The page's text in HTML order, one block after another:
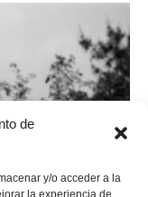
de
y/o acceder a la
la experiencia de